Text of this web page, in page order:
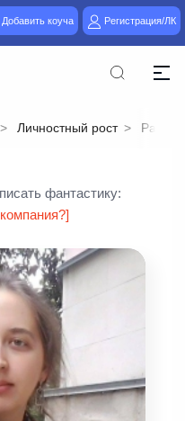
Добавить коуча Регистрация/ЛК
Личностный рост Разное
фантастику: